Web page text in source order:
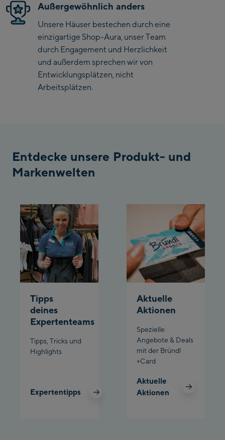
Saalbach Zentrum
Kohlmaisbahn
Saalbach Ski-Service
Center
Viehhofen Talstation
Penkenbahn Talstation
/ Valley station
Penkenbahn
Bergstation / Top
station
Ahornbahn Talstation
/Valley station
Spieljochbahn
Talstation /Valley
Spieljochbahn
Bergstation / Top
station
Außergewöhnlich anders
Unsere Häuser bestechen durch eine
einzigartige Shop-Aura, unser Team
durch Engagement und Herzlichkeit
und außerdem sprechen wir von
Entwicklungsplätzen, nicht
Arbeitsplätzen.
Entdecke unsere Produkt- und
Markenwelten
Tipps
deines
Expertenteams
Tipps, Tricks und
Highlights
Expertentipps
Aktuelle
Aktionen
Spezielle
Angebote & Deals
mit der Bründl
+Card
Aktuelle
Aktionen